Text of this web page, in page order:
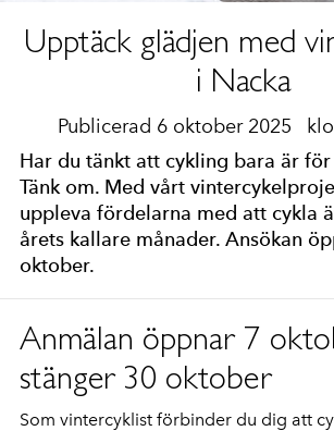
Upptäck glädjen med
i Nacka
Publicerad 6 oktober 2025
Har du tänkt att cykling bara är
Tänk om. Med vårt
uppleva fördelarna med att cykla
årets kallare månader. Ansökan
oktober.
Anmälan öppnar 7
stänger 30 oktober
Som vintercyklist förbinder du dig att